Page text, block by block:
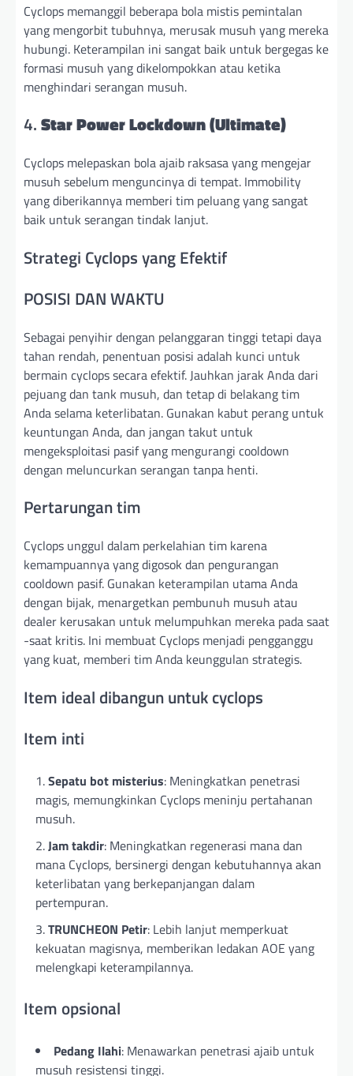
Cyclops memanggil beberapa bola mistis pemintalan
yang mengorbit tubuhnya, merusak musuh yang mereka
hubungi. Keterampilan ini sangat baik untuk bergegas ke
formasi musuh yang dikelompokkan atau ketika
menghindari serangan musuh.
4.Star Power Lockdown (Ultimate)
Cyclops melepaskan bola ajaib raksasa yang mengejar
musuh sebelum menguncinya di tempat. Immobility
yang diberikannya memberi tim peluang yang sangat
baik untuk serangan tindak lanjut.
Strategi Cyclops yang Efektif
POSISI DAN WAKTU
Sebagai penyihir dengan pelanggaran tinggi tetapi daya
tahan rendah, penentuan posisi adalah kunci untuk
bermain cyclops secara efektif. Jauhkan jarak Anda dari
pejuang dan tank musuh, dan tetap di belakang tim
Anda selama keterlibatan. Gunakan kabut perang untuk
keuntungan Anda, dan jangan takut untuk
mengeksploitasi pasif yang mengurangi cooldown
dengan meluncurkan serangan tanpa henti.
Pertarungan tim
Cyclops unggul dalam perkelahian tim karena
kemampuannya yang digosok dan pengurangan
cooldown pasif. Gunakan keterampilan utama Anda
dengan bijak, menargetkan pembunuh musuh atau
dealer kerusakan untuk melumpuhkan mereka pada saat
-saat kritis. Ini membuat Cyclops menjadi pengganggu
yang kuat, memberi tim Anda keunggulan strategis.
Item ideal dibangun untuk cyclops
Item inti
Sepatu bot misterius: Meningkatkan penetrasi
magis, memungkinkan Cyclops meninju pertahanan
musuh.
Jam takdir: Meningkatkan regenerasi mana dan
mana Cyclops, bersinergi dengan kebutuhannya akan
keterlibatan yang berkepanjangan dalam
pertempuran.
TRUNCHEON Petir: Lebih lanjut memperkuat
kekuatan magisnya, memberikan ledakan AOE yang
melengkapi keterampilannya.
Item opsional
Pedang Ilahi: Menawarkan penetrasi ajaib untuk
musuh resistensi tinggi.